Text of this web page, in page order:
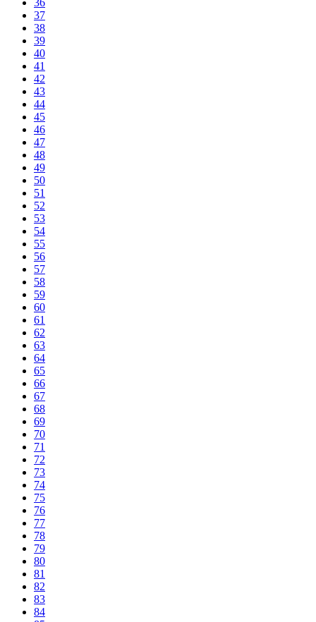
37
38
39
40
41
42
43
44
45
46
47
48
49
50
51
52
53
54
55
56
57
58
59
60
61
62
63
64
65
66
67
68
69
70
71
72
73
74
75
76
77
78
79
80
81
82
83
84